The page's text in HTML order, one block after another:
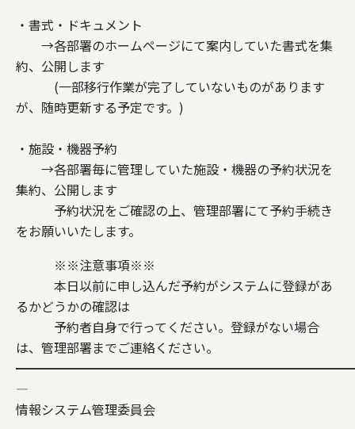
・書式・ドキュメント
→各部署のホームページにて案内していた書式を集
約、公開します
(一部移行作業が完了していないものがあります
が、随時更新する予定です。)
・施設・機器予約
→各部署毎に管理していた施設・機器の予約状況を
集約、公開します
予約状況をご確認の上、管理部署にて予約手続き
をお願いいたします。
※※注意事項※※
本日以前に申し込んだ予約がシステムに登録があ
るかどうかの確認は
予約者自身で行ってください。登録がない場合
は、管理部署までご連絡ください。
—
情報システム管理委員会